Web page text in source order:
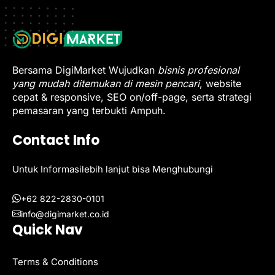
Bersama DigiMarket Wujudkan bisnis profesional
yang mudah ditemukan di mesin pencari, website
cepat & responsive, SEO on/off-page, serta strategi
pemasaran yang terbukti Ampuh.
Contact Info
Untuk Informasilebih lanjut bisa Menghubungi
+62 822-2830-0101
info@digimarket.co.id
Quick Nav
Terms & Conditions